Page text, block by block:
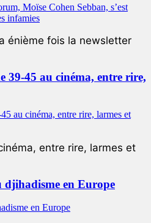
énième fois la newsletter
39-45 au cinéma, entre rire,
entre rire, larmes et
djihadisme en Europe